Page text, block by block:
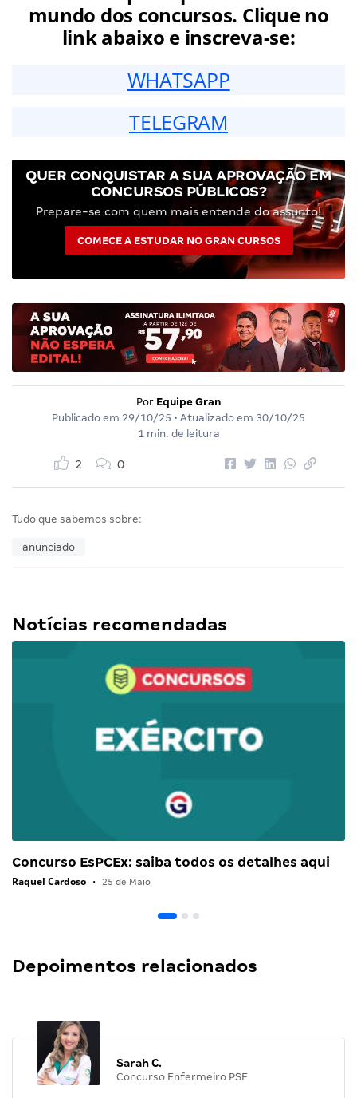
mundo dos concursos. Clique no
link abaixo e inscreva-se:
WHATSAPP
TELEGRAM
QUER CONQUISTAR A SUA APROVAÇÃO EM
CONCURSOS PÚBLICOS?
Prepare-se com quem mais entende do assunto!
COMECE A ESTUDAR NO GRAN CURSOS
Por Equipe Gran
Publicado em 29/10/25 • Atualizado em 30/10/25
1 min. de leitura
2 0
Tudo que sabemos sobre:
anunciado
Notícias recomendadas
Concurso EsPCEx: saiba todos os detalhes aqui
Raquel Cardoso • 25 de Maio
Depoimentos relacionados
Sarah C.
Concurso Enfermeiro PSF